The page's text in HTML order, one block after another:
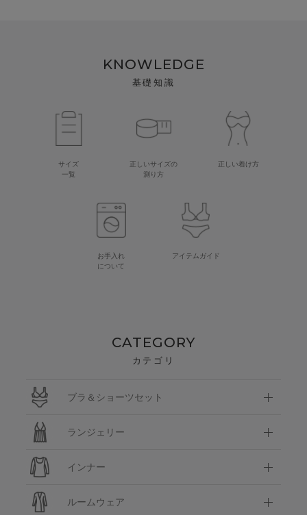
KNOWLEDGE
基礎知識
サイズ
一覧
正しいサイズの
測り方
正しい着け方
お手入れ
について
アイテムガイド
CATEGORY
カテゴリ
ブラ＆ショーツセット
ランジェリー
インナー
ルームウェア